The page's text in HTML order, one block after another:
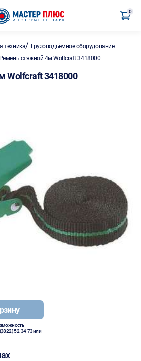
0
техника/ Грузоподъёмное оборудование
Ремень стяжной 4м Wolfcraft 3418000
Wolfcraft 3418000
52-34-73или